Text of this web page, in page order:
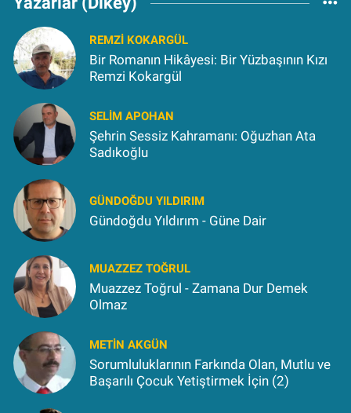
REMZI KOKARGÜL
Bir Romanın Hikâyesi: Bir Yüzbaşının Kızı
Remzi Kokargül
SELIM APOHAN
Şehrin Sessiz Kahramanı: Oğuzhan Ata
Sadıkoğlu
GÜNDOĞDU YILDIRIM
Gündoğdu Yıldırım - Güne Dair
MUAZZEZ TOĞRUL
Muazzez Toğrul - Zamana Dur Demek
Olmaz
METIN AKGÜN
Sorumluluklarının Farkında Olan, Mutlu ve
Başarılı Çocuk Yetiştirmek İçin (2)